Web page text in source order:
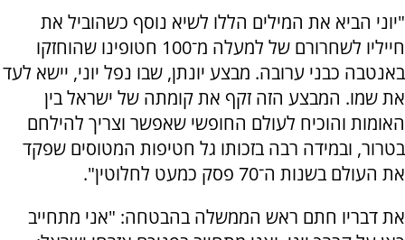
"יוני הביא את המילים הללו לשיא נוסף כשהוביל את
חייליו לשחרורם של למעלה מ־100 חטופינו שהוחזקו
באנטבה כבני ערובה. מבצע יונתן, שבו נפל יוני, יישא לעד
את שמו. המבצע הזה זקף את קומתה של ישראל בין
האומות והוכיח לעולם החופשי שאפשר וצריך להילחם
בטרור, ובמידה רבה בזכותו גל חטיפות המטוסים שפקד
את העולם בשנות ה־70 פסק כמעט לחלוטין".
את דבריו חתם ראש הממשלה בהבטחה: "אני מתחייב